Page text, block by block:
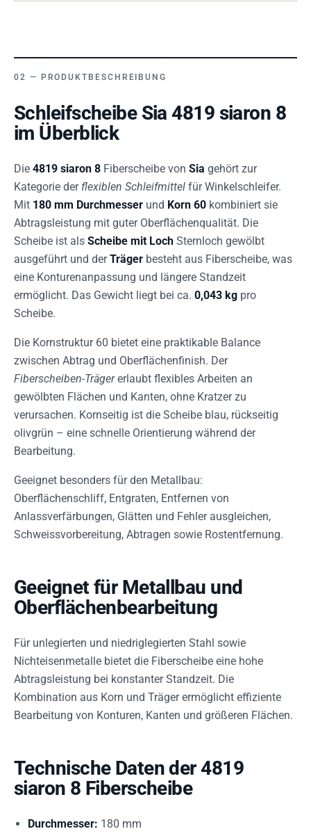
PRODUKTBESCHREIBUNG
Schleifscheibe Sia 4819 siaron 8
im Überblick
Die 4819 siaron 8 Fiberscheibe von Sia gehört zur
Kategorie der flexiblen Schleifmittel für Winkelschleifer.
Mit 180 mm Durchmesser und Korn 60 kombiniert sie
Abtragsleistung mit guter Oberflächenqualität. Die
Scheibe ist als Scheibe mit Loch Sternloch gewölbt
ausgeführt und derTräger besteht aus Fiberscheibe, was
eine Konturenanpassung und längere Standzeit
ermöglicht. Das Gewicht liegt bei ca. 0,043 kg pro
Scheibe.
Die Kornstruktur 60 bietet eine praktikable Balance
zwischen Abtrag und Oberflächenfinish. Der
Fiberscheiben-Trägererlaubt flexibles Arbeiten an
gewölbten Flächen und Kanten, ohne Kratzer zu
verursachen. Kornseitig ist die Scheibe blau, rückseitig
olivgrün – eine schnelle Orientierung während der
Bearbeitung.
Geeignet besonders für den Metallbau:
Oberflächenschliff, Entgraten, Entfernen von
Anlassverfärbungen, Glätten und Fehler ausgleichen,
Schweissvorbereitung, Abtragen sowie Rostentfernung.
Geeignet für Metallbau und
Oberflächenbearbeitung
Für unlegierten und niedriglegierten Stahl sowie
Nichteisenmetalle bietet die Fiberscheibe eine hohe
Abtragsleistung bei konstanter Standzeit. Die
Kombination aus Korn und Träger ermöglicht effiziente
Bearbeitung von Konturen, Kanten und größeren Flächen.
Technische Daten der 4819
siaron 8 Fiberscheibe
Durchmesser: 180 mm